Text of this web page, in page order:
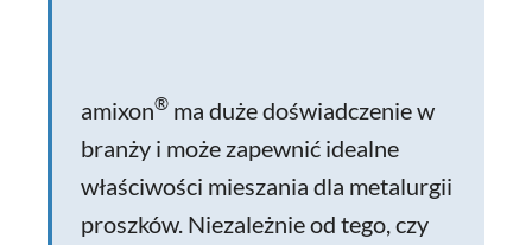
amixon® ma duże doświadczenie w
branży i może zapewnić idealne
właściwości mieszania dla metalurgii
proszków. Niezależnie od tego, czy